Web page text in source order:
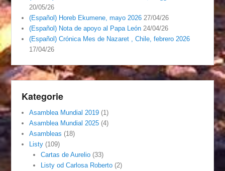
20/05/26
(Español) Horeb Ekumene, mayo 2026 27/04/26
(Español) Nota de apoyo al Papa León 24/04/26
(Español) Crónica Mes de Nazaret , Chile, febrero 2026
17/04/26
Kategorie
Asamblea Mundial 2019 (1)
Asamblea Mundial 2025 (4)
Asambleas (18)
Listy (109)
Cartas de Aurelio(33)
Listy od Carlosa Roberto(2)